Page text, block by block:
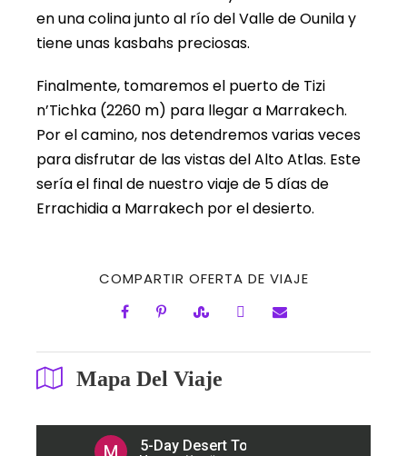
en una colina junto al río del Valle de Ounila y
tiene unas kasbahs preciosas.
Finalmente, tomaremos el puerto de Tizi
n’Tichka (2260 m) para llegar a Marrakech.
Por el camino, nos detendremos varias veces
para disfrutar de las vistas del Alto Atlas. Este
sería el final de nuestro viaje de 5 días de
Errachidia a Marrakech por el desierto.
COMPARTIR OFERTA DE VIAJE
Mapa Del Viaje